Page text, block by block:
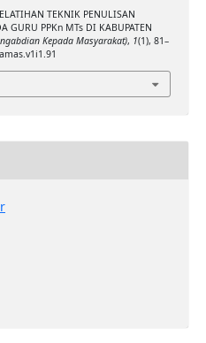
TEKNIK PENULISAN
GURU PPKn MTs DI KABUPATEN
Kepada Masyarakat), 1(1), 81–